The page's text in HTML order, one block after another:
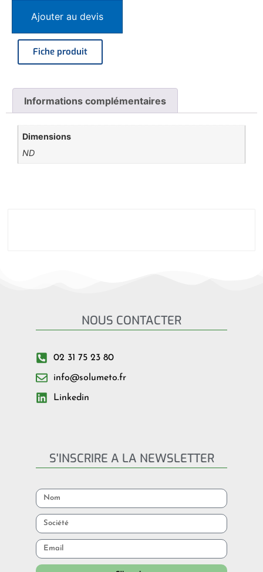
Ajouter au devis
Fiche produit
Informations complémentaires
Dimensions
ND
NOUS CONTACTER
02 31 75 23 80
info@solumeto.fr
Linkedin
S'INSCRIRE A LA NEWSLETTER